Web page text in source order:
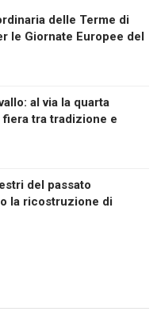
delle Terme di
le Giornate Europee del
al via la quarta
tra tradizione e
del passato
la ricostruzione di